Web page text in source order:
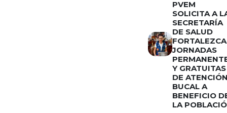
PVEM
SOLICITA A
SECRETARÍA
DE SALUD
FORTALEZCA
JORNADAS
Y GRATUITAS
DE
BUCAL A
BENEFICIO
LA